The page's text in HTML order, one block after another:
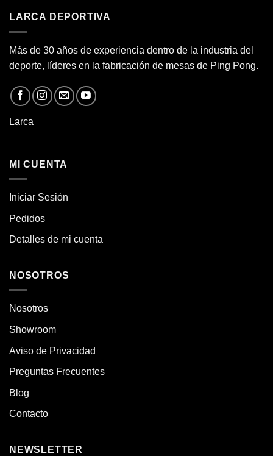
LARCA DEPORTIVA
Más de 30 años de experiencia dentro de la industria del
deporte, líderes en la fabricación de mesas de Ping Pong.
Larca
MI CUENTA
Iniciar Sesión
Pedidos
Detalles de mi cuenta
NOSOTROS
Nosotros
Showroom
Aviso de Privacidad
Preguntas Frecuentes
Blog
Contacto
NEWSLETTER